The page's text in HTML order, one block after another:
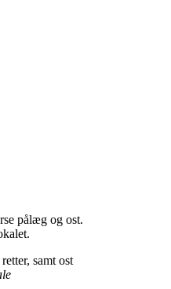
pålæg og ost.
samt ost